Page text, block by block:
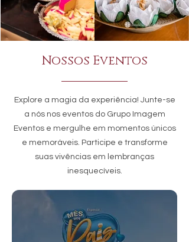
Nossos Eventos
Explore a magia da experiência! Junte-se
a nós nos eventos do Grupo Imagem
Eventos e mergulhe em momentos únicos
e memoráveis. Participe e transforme
suas vivências em lembranças
inesquecíveis.